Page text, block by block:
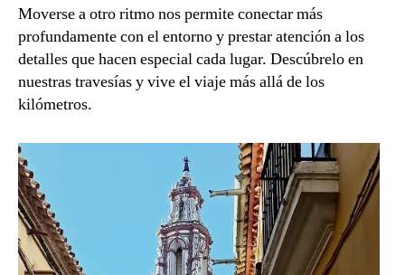
Moverse a otro ritmo nos permite conectar más
profundamente con el entorno y prestar atención a los
detalles que hacen especial cada lugar. Descúbrelo en
nuestras travesías y vive el viaje más allá de los
kilómetros.